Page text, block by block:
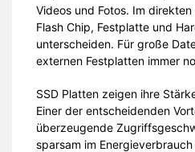
Videos und Fotos. Im
Flash Chip, Festplatte und
unterscheiden. Für große
externen Festplatten immer
SSD Platten zeigen ihre
Einer der entscheidenden
überzeugende
sparsam im